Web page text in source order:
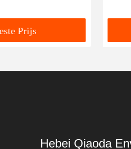
Prijs
Hebei Qiaoda